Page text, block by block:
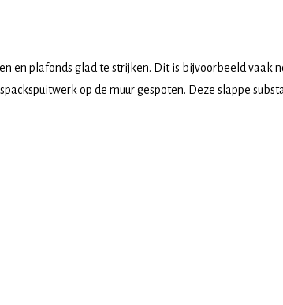
en plafonds glad te strijken. Dit is bijvoorbeeld vaak
op de muur gespoten. Deze slappe